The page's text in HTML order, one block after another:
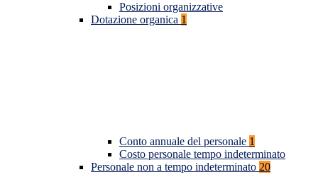
Posizioni organizzative
Dotazione organica 1
Conto annuale del personale 1
Costo personale tempo indeterminato
Personale non a tempo indeterminato 20